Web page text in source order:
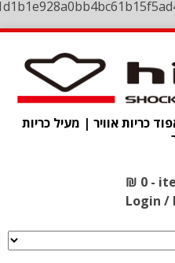
כריות אוויר | מעיל כריות
₪ 0
Login /